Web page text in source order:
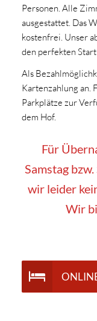
Personen. Alle
ausgestattet. Das
kostenfrei. Unser
den perfekten Start
Als
Kartenzahlung an.
Parkplätze zur
dem Hof.
Für
Samstag
wir leider
Wir